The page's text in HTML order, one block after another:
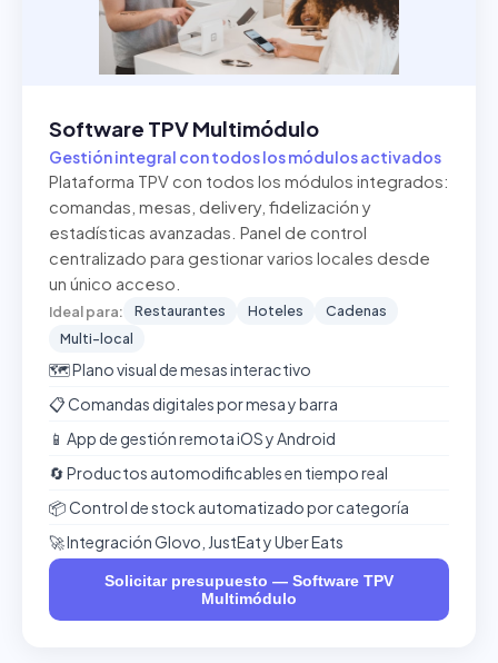
Software TPV Multimódulo
Gestión integral con todos los módulos activados
Plataforma TPV con todos los módulos integrados:
comandas, mesas, delivery, fidelización y
estadísticas avanzadas. Panel de control
centralizado para gestionar varios locales desde
un único acceso.
Ideal para: Restaurantes Hoteles
Cadenas
Multi-local
🗺️ Plano visual de mesas interactivo
📋 Comandas digitales por mesa y barra
📱 App de gestión remota iOS y Android
🔄 Productos automodificables en tiempo real
📦 Control de stock automatizado por categoría
🚀 Integración Glovo, JustEat y Uber Eats
Solicitar presupuesto — Software TPV
Multimódulo